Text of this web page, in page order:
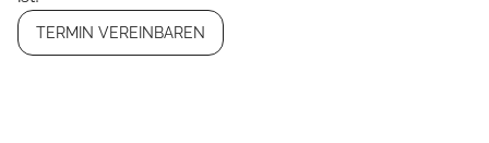
TERMIN VEREINBAREN